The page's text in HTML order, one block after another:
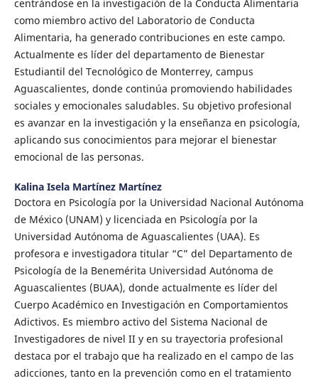
centrándose en la investigación de la Conducta Alimentaria
como miembro activo del Laboratorio de Conducta
Alimentaria, ha generado contribuciones en este campo.
Actualmente es líder del departamento de Bienestar
Estudiantil del Tecnológico de Monterrey, campus
Aguascalientes, donde continúa promoviendo habilidades
sociales y emocionales saludables. Su objetivo profesional
es avanzar en la investigación y la enseñanza en psicología,
aplicando sus conocimientos para mejorar el bienestar
emocional de las personas.
Kalina Isela Martínez Martínez
Doctora en Psicología por la Universidad Nacional Autónoma
de México (UNAM) y licenciada en Psicología por la
Universidad Autónoma de Aguascalientes (UAA). Es
profesora e investigadora titular “C” del Departamento de
Psicología de la Benemérita Universidad Autónoma de
Aguascalientes (BUAA), donde actualmente es líder del
Cuerpo Académico en Investigación en Comportamientos
Adictivos. Es miembro activo del Sistema Nacional de
Investigadores de nivel II y en su trayectoria profesional
destaca por el trabajo que ha realizado en el campo de las
adicciones, tanto en la prevención como en el tratamiento